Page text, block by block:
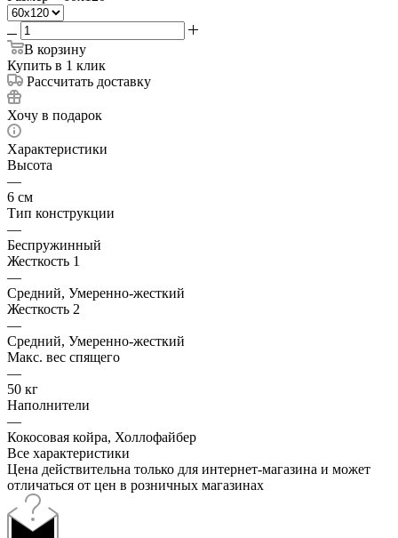
В корзину
Купить в 1 клик
Рассчитать доставку
Хочу в подарок
Характеристики
Высота
—
6 см
Тип конструкции
—
Беспружинный
Жесткость 1
—
Средний, Умеренно-жесткий
Жесткость 2
—
Средний, Умеренно-жесткий
Макс. вес спящего
—
50 кг
Наполнители
—
Кокосовая койра, Холлофайбер
Все характеристики
Цена действительна только для интернет-магазина и может
отличаться от цен в розничных магазинах